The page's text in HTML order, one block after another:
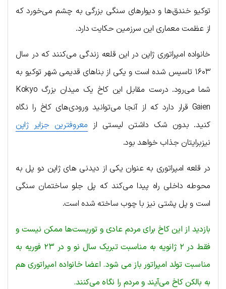
توکیو خندق‌ها و دیوارهای سنگی بزرگی به چشم می‌خورد که
از عظمت معماری این سرزمین حکایت دارد.
خانواده امپراتوری ژاپن در این قلعه زندگی می‌کنند که در سال
۱۶۰۳ تاسیس شده است و یکی از بناهای قدیمی شهر توکیو به
شما می‌رود. درست مقابل این کاخ یک میدان بزرگ Kokyo
Gaien قرار دارد که از آنجا می‌توانید ورودی‌های کاخ را نگاه
کنید. بدون شک داشتن لیستی از معروفترین جزایر ژاپن
نیزبرایتان جذاب خواهد بود.
در قلعه امپراتوری به عنوان یکی از دیدنی های ژاپن دو پل به
محوطه داخلی راه پیدا می‌کند که پل جلو ساختمان سنگی
است و پل پشتی نیز با چوب ساخته شده است.
بازدید از این کاخ برای مردم عادی و توریست‌ها ممکن نیست و
فقط در ۲ ژانویه به مناسبت تبریک سال نو و در ۲۳ فوریه به
مناسبت تولد امپراتور باز می شود. اعضا خانواده امپراتوری هم
به بالکن کاخ می‌آیند و مردم را نگاه می‌کنند.